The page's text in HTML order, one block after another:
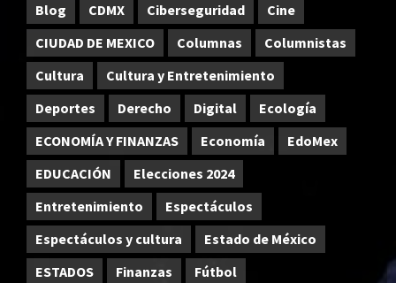
Blog CDMX Ciberseguridad
Cine
CIUDAD DE MEXICO
Columnas
Columnistas
Cultura
Cultura y Entretenimiento
Deportes
Derecho Digital
Ecología
ECONOMÍA Y FINANZAS
Economía
EdoMex
EDUCACIÓN
Elecciones 2024
Entretenimiento
Espectáculos
Espectáculos y cultura
Estado de México
ESTADOS
Finanzas
Fútbol